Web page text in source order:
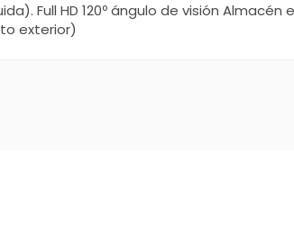
Full HD 120º ángulo de visión
exterior)